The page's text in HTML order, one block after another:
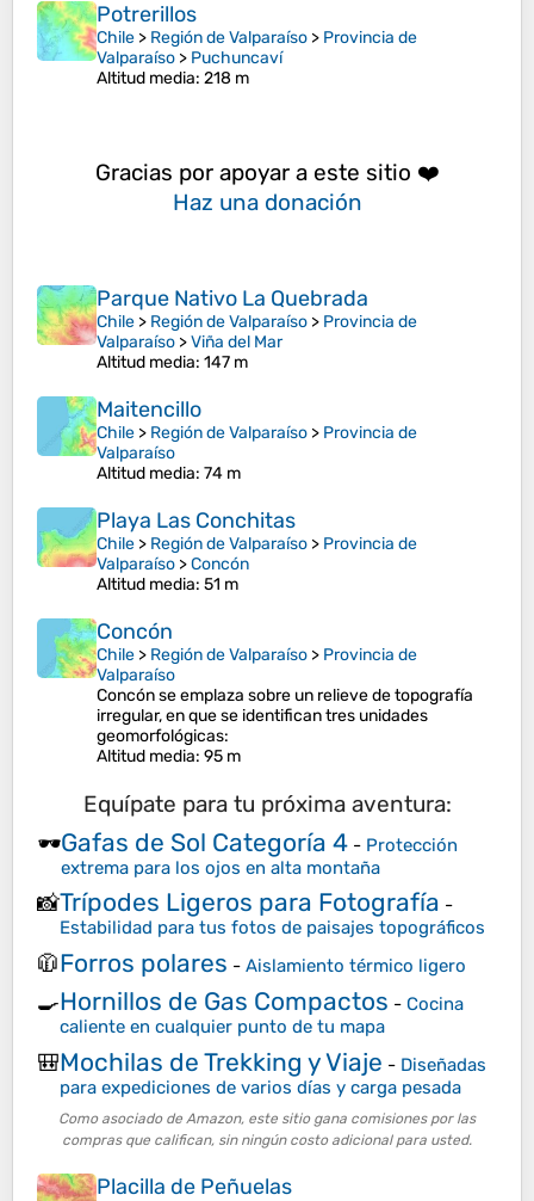
Potrerillos
Chile > Región de Valparaíso > Provincia de
Valparaíso > Puchuncaví
Altitud media: 218 m
Gracias por apoyar a este sitio ❤️
Haz una donación
Parque Nativo La Quebrada
Chile > Región de Valparaíso > Provincia de
Valparaíso >Viña del Mar
Altitud media: 147 m
Maitencillo
Chile > Región de Valparaíso > Provincia de
Valparaíso
Altitud media: 74 m
Playa Las Conchitas
Chile > Región de Valparaíso > Provincia de
Valparaíso >Concón
Altitud media: 51 m
Concón
Chile > Región de Valparaíso > Provincia de
Valparaíso
Concón se emplaza sobre un relieve de topografía
irregular, en que se identifican tres unidades
geomorfológicas:​​
Altitud media: 95 m
Equípate para tu próxima aventura:
🕶️Gafas de Sol Categoría 4 - Protección
extrema para los ojos en alta montaña
📸Trípodes Ligeros para Fotografía -
Estabilidad para tus fotos de paisajes topográficos
🧥Forros polares - Aislamiento térmico ligero
🍳Hornillos de Gas Compactos - Cocina
caliente en cualquier punto de tu mapa
🎒Mochilas de Trekking y Viaje - Diseñadas
para expediciones de varios días y carga pesada
Como asociado de Amazon, este sitio gana comisiones por las
compras que califican, sin ningún costo adicional para usted.
Placilla de Peñuelas